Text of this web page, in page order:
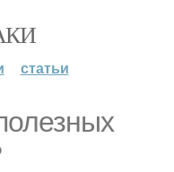
статьи